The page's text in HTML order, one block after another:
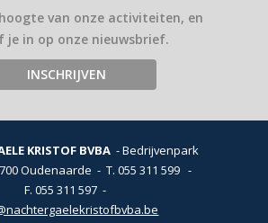
van onze activiteiten, en
je in op onze nieuwsbrief.
INSCHRIJVEN
KRISTOF BVBA
Bedrijvenpark
Oudenaarde T. 055 311 599-
F. 055 311 597